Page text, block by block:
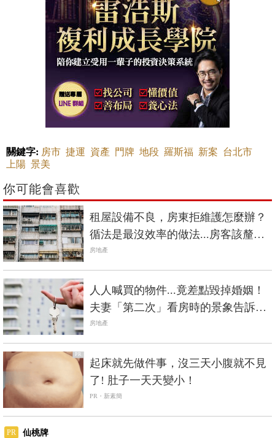
關鍵字: 房市 捷運 資產 門牌 地段 羅斯福 新案 台北市
上陽 景美
你可能會喜歡
租屋設備不良，房東拒維護怎麼辦？
循法是最沒效率的做法...房客該釐清2
條件
房地產
人人喊買的物件...竟差點毀掉婚姻！
夫妻「第二次」看房時的景象告訴
你：買房千萬別搶快
房地產
PR
起床就先做件事，沒三天小腹就不見
了! 肚子一天天變小！
PR・新素簡
PR 仙桃牌